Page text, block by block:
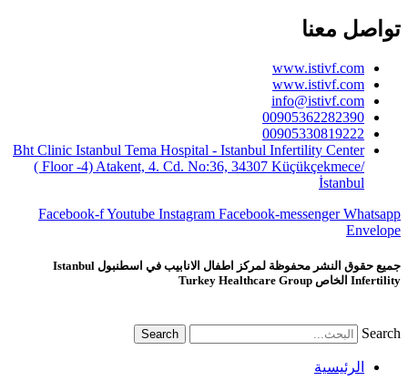
تواصل معنا
www.istivf.com
www.istivf.com
info@istivf.com
00905362282390
00905330819222
Bht Clinic Istanbul Tema Hospital - Istanbul Infertility Center
( Floor -4) Atakent, 4. Cd. No:36, 34307 Küçükçekmece/
İstanbul
Facebook-fYoutube Instagram Facebook-messenger Whatsapp
Envelope
جميع حقوق النشر محفوظة لمركز اطفال الانابيب في اسطنبول Istanbul
Infertility الخاص Turkey Healthcare Group
Search
Search
الرئيسية